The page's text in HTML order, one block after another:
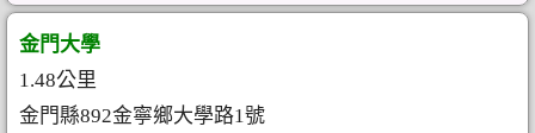
金門大學
1.48公里
金門縣892金寧鄉大學路1號